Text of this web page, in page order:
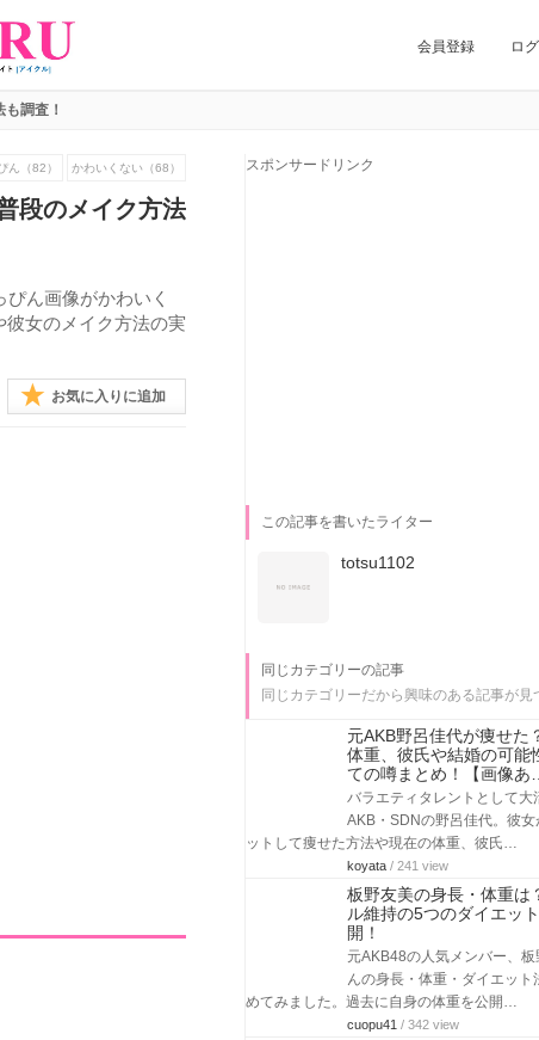
会員登録 ロ
調査！
ん（82） かわいくない（68）
段のメイク方法
ん画像がかわいく
女のメイク方法の実
お気に入りに追加
スポンサードリンク
この記事を書いたライター
totsu1102
同じカテゴリーの記事
同じカテゴリーだから興味のある記事が見
元AKB野呂佳代が痩せた
体重、彼氏や結婚の可能
ての噂まとめ！【画像あ…
バラエティタレントとして大
AKB・SDNの野呂佳代。彼女
ットして痩せた方法や現在の体重、彼氏…
koyata / 241 view
板野友美の身長・体重は
ル維持の5つのダイエッ
開！
元AKB48の人気メンバー、板
んの身長・体重・ダイエット
めてみました。過去に自身の体重を公開…
cuopu41 / 342 view